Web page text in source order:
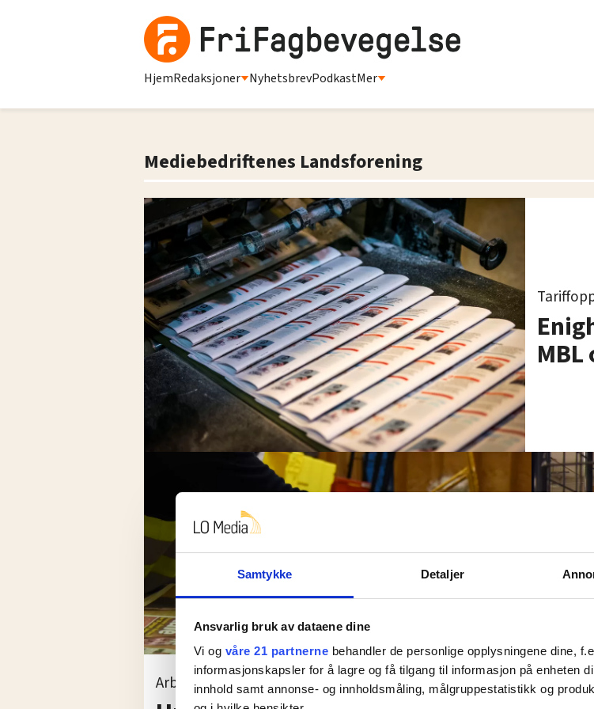
Samtykke Detaljer
Ansvarlig bruk av dataene dine
Vi og våre 21 partnerne behandler de personlige opplysningene dine,
informasjonskapsler for å lagre og få tilgang til informasjon på enheten
innhold samt annonse- og innholdsmåling, målgruppestatistikk og
HjemRedaksjoner NyhetsbrevPodkastMer
Mediebedriftenes Landsforening
Arbeidsrettssak om merarbeid: